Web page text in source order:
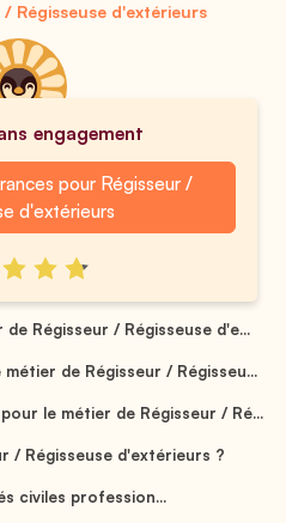
Régisseuse d'extérieurs
engagement
pour Régisseur /
d'extérieurs
Régisseur / Régisseuse d'e...
de Régisseur / Régisseu...
le métier de Régisseur / Ré...
/ Régisseuse d'extérieurs ?
civiles profession...